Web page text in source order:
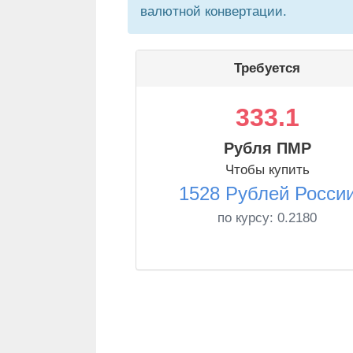
валютной конвертации.
Требуется
333.1
Рубля ПМР
Чтобы купить
1528 Рублей
по курсу: 0.2180